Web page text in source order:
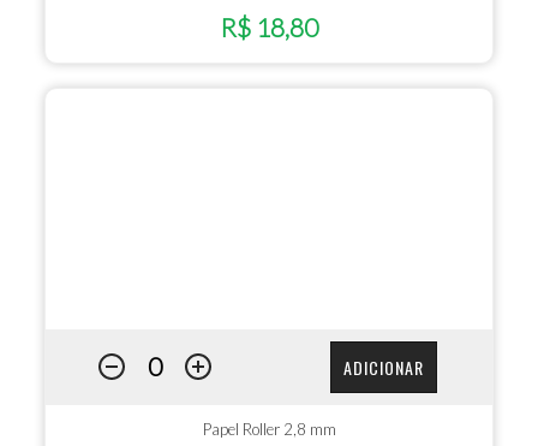
R$ 18,80
ADICIONAR
Papel Roller 2,8 mm